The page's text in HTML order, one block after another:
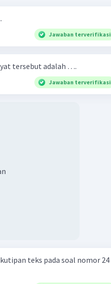
Jawaban terverifikasi
tersebut adalah ….
Jawaban terverifikasi
teks pada soal nomor 24